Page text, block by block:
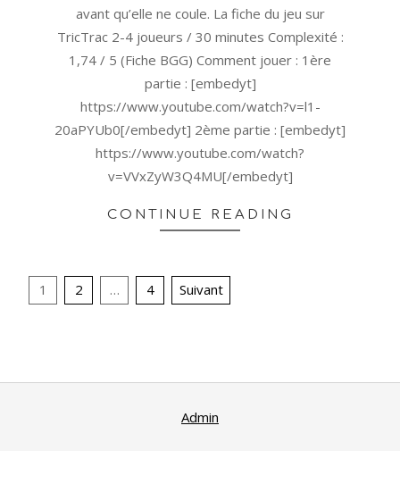
avant qu’elle ne coule. La fiche du jeu sur
TricTrac 2-4 joueurs / 30 minutes Complexité :
1,74 / 5 (Fiche BGG) Comment jouer : 1ère
partie : [embedyt]
https://www.youtube.com/watch?v=l1-
20aPYUb0[/embedyt] 2ème partie : [embedyt]
https://www.youtube.com/watch?
v=VVxZyW3Q4MU[/embedyt]
CONTINUE READING
Pagination
1 2 … 4 Suivant
Admin